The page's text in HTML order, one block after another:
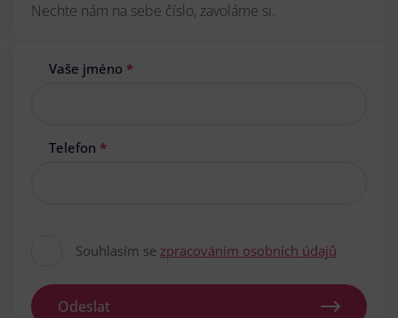
Nechte nám na sebe číslo, zavoláme si.
Vaše jméno *
Telefon *
Souhlasím se zpracováním osobních údajů
Odeslat